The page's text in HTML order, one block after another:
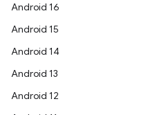
Android 16
Android 15
Android 14
Android 13
Android 12